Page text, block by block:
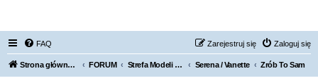
FAQ Zaloguj się
Zarejestruj się
Strona główna KLUBU FORUM Strefa Modeli Nissana Serena / Vanette Zrób To Sam